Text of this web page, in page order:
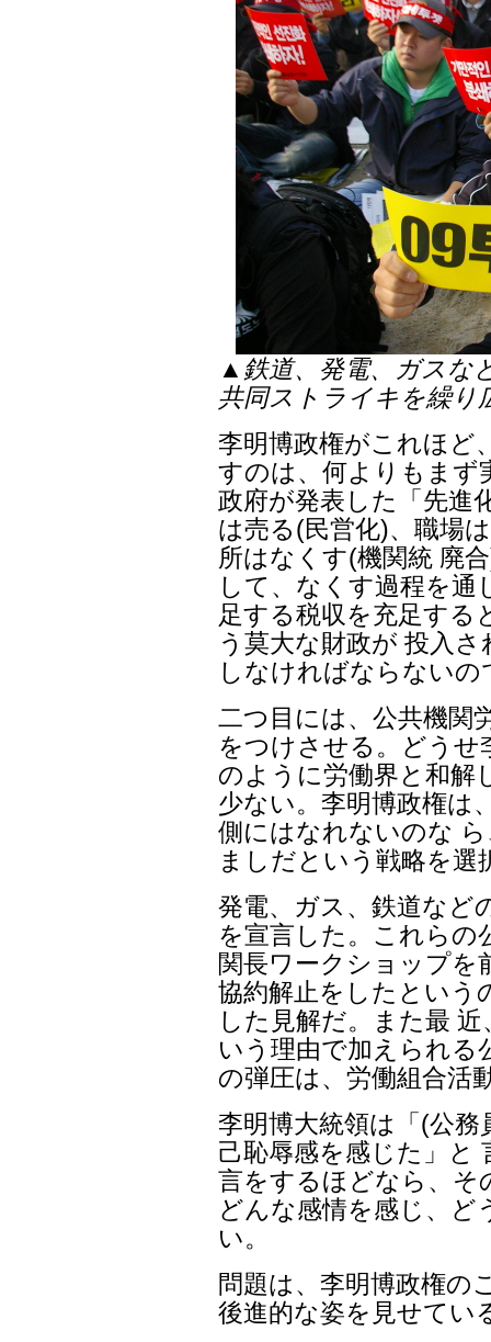
▲鉄道、発電、ガスな
共同ストライキを繰り
李明博政権がこれほど
すのは、何よりもまず
政府が発表した「先進
は売る(民営化)、職場
所はなくす(機関統 廃
して、なくす過程を通
足する税収を充足する
う莫大な財政が 投入
しなければならない
二つ目には、公共機関
をつけさせる。どうせ
のように労働界と和解
少ない。李明博政権は
側にはなれないのな
ましだという戦略を選
発電、ガス、鉄道など
を宣言した。これらの
関長ワークショップを
協約解止をしたという
した見解だ。また最
いう理由で加えられる
の弾圧は、労働組合活
李明博大統領は「(公
己恥辱感を感じた」と
言をするほどなら、そ
どんな感情を感じ、
い。
問題は、李明博政権の
後進的な姿を見せてい